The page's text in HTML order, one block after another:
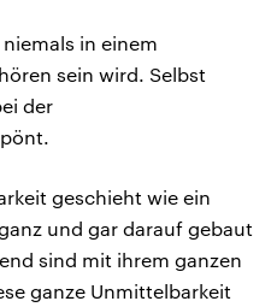
in einem
sein wird. Selbst
der
geschieht wie ein
und gar darauf gebaut
sind mit ihrem ganzen
ganze Unmittelbarkeit